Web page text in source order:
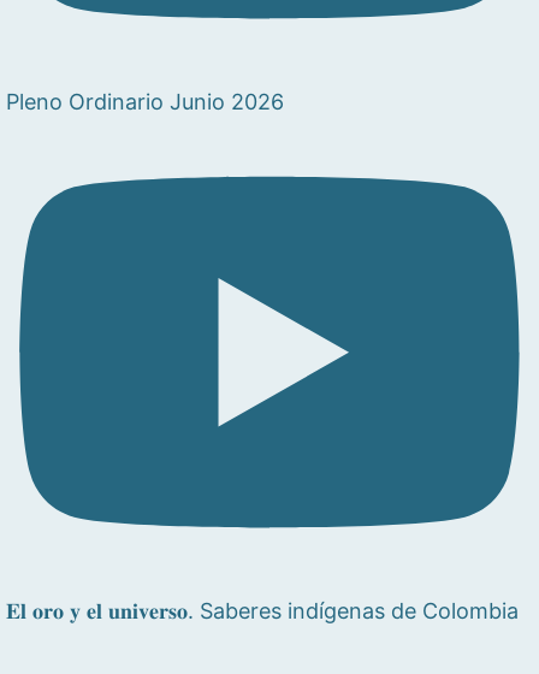
Pleno Ordinario Junio 2026
𝐄𝐥 𝐨𝐫𝐨 𝐲 𝐞𝐥 𝐮𝐧𝐢𝐯𝐞𝐫𝐬𝐨. Saberes indígenas de Colombia